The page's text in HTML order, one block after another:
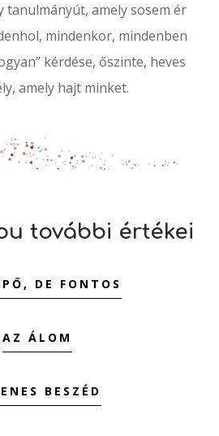
tanulmányút, amely sosem ér
mindenkor, mindenben
kérdése, őszinte, heves
amely hajt minket.
további értékei
DE FONTOS
AZ ÁLOM
BESZÉD